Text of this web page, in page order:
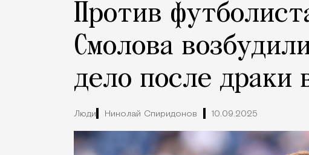
Против
Смолова
дело после драки
Люди Николай Спиридонов 10.09.2025